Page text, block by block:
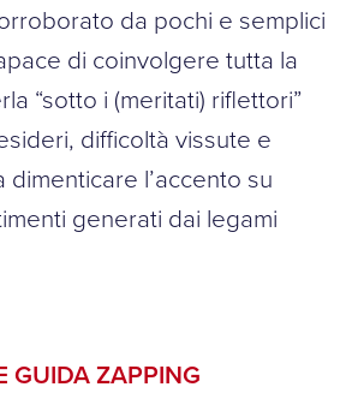
da pochi e semplici
di coinvolgere tutta la
“sotto i (meritati) riflettori”
difficoltà vissute e
l’accento su
generati dai legami
GUIDA ZAPPING